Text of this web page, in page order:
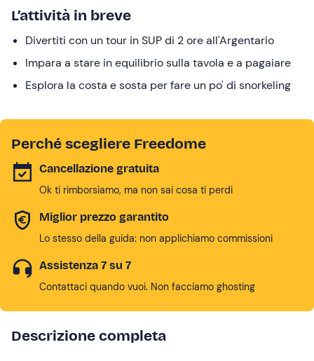
the
keyboard
shortcuts
for
dates.
L’attività in breve
Divertiti con un tour in SUP di 2 ore all'Argentario
Impara a stare in equilibrio sulla tavola e a pagaiare
Esplora la costa e sosta per fare un po' di snorkeling
Perché scegliere Freedome
Cancellazione gratuita
Ok ti rimborsiamo, ma non sai cosa ti perdi
Miglior prezzo garantito
Lo stesso della guida: non applichiamo commissioni
Assistenza 7 su 7
Contattaci quando vuoi. Non facciamo ghosting
Descrizione completa